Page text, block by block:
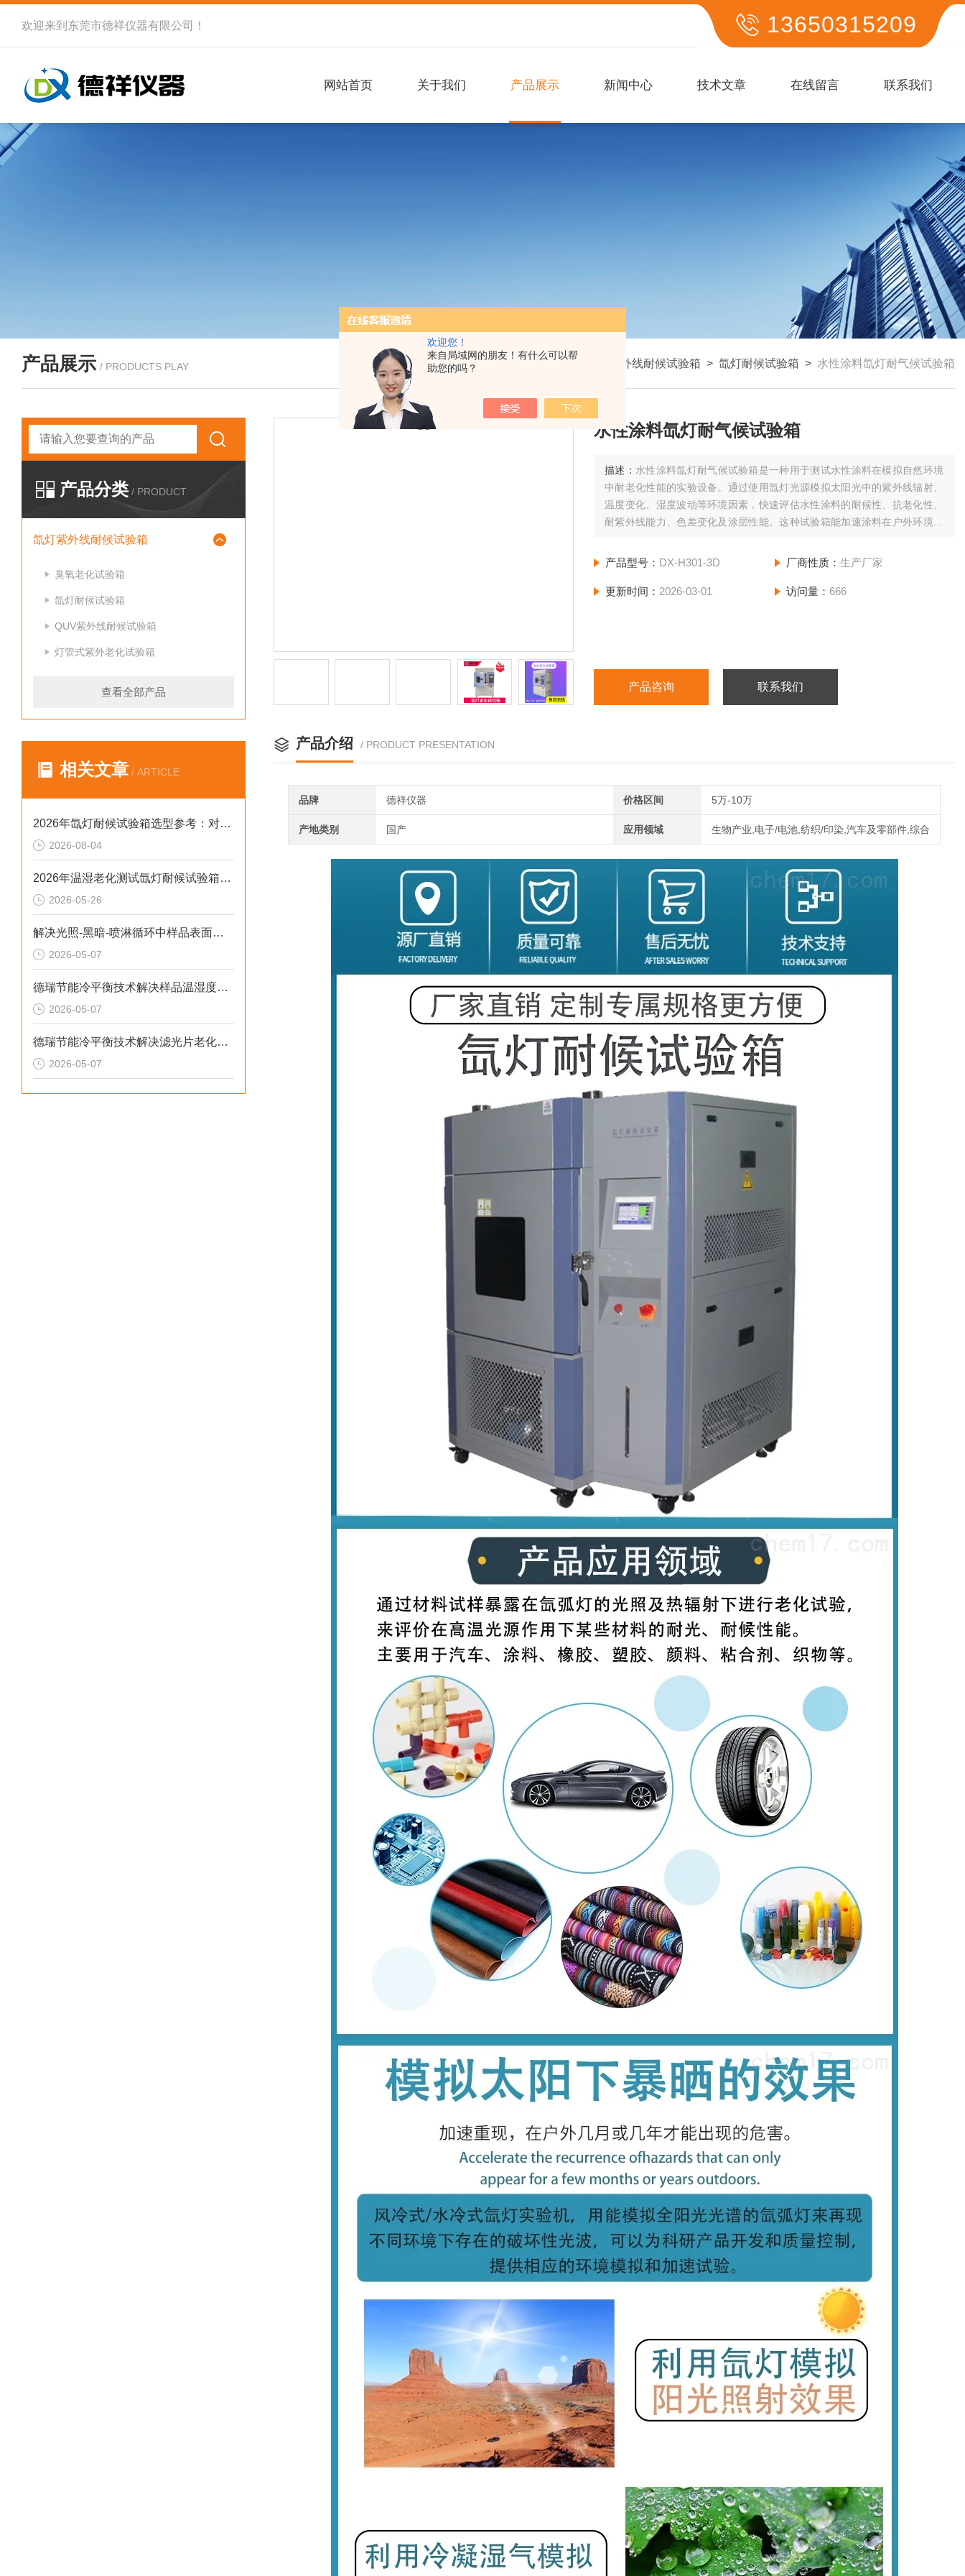
欢迎您！
来自局域网的朋友！有什么可以帮
助您的吗？
欢迎来到 东莞市德祥仪器有限公司 ！ 13650315209
网站首页 关于我们 产品展示 新闻中心 技术文章 在线留言 联系我们
产品展示 / PRODUCTS PLAY 我的位置：首页>产品展示> 氙灯紫外线耐候试验箱 > 氙灯耐候试验箱 > 水性涂料氙灯耐气候试验箱
产品分类 / PRODUCT
氙灯紫外线耐候试验箱
臭氧老化试验箱
氙灯耐候试验箱
QUV紫外线耐候试验箱
灯管式紫外老化试验箱
查看全部产品
相关文章 / ARTICLE
2026年氙灯耐候试验箱选型参考：对标新标准与数据合规实践
2026-08-04
2026年温湿老化测试氙灯耐候试验箱排行榜：破解精度差、数据无效等行业痛点
2026-05-26
解决光照-黑暗-喷淋循环中样品表面凝露导致测试失真的2026选型标准
2026-05-07
德瑞节能冷平衡技术解决样品温湿度失控与老化机理失真的2026选型标准
2026-05-07
德瑞节能冷平衡技术解决滤光片老化无预警与校准停机损失的2026选型标准
2026-05-07
水性涂料氙灯耐气候试验箱
描述： 水性涂料氙灯耐气候试验箱是一种用于测试水性涂料在模拟自然环境
中耐老化性能的实验设备。通过使用氙灯光源模拟太阳光中的紫外线辐射、
温度变化、湿度波动等环境因素，快速评估水性涂料的耐候性、抗老化性、
耐紫外线能力、色差变化及涂层性能。这种试验箱能加速涂料在户外环境中
产品型号： DX-H301-3D 厂商性质： 生产厂家
更新时间： 2026-03-01 访问量： 666
产品咨询 联系我们
产品介绍 / PRODUCT PRESENTATION
品牌 德祥仪器 价格区间 5万-10万
产地类别 国产 应用领域 生物产业,电子/电池,纺织/印染,汽车及零部件,综合